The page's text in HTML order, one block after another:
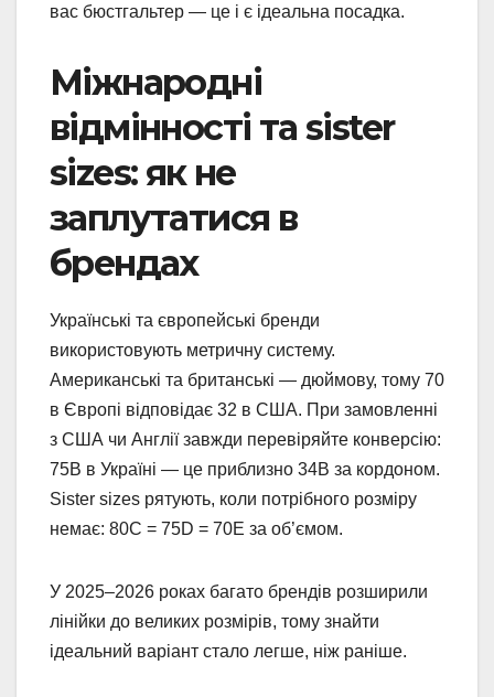
вас бюстгальтер — це і є ідеальна посадка.
Міжнародні
відмінності та sister
sizes: як не
заплутатися в
брендах
Українські та європейські бренди
використовують метричну систему.
Американські та британські — дюймову, тому 70
в Європі відповідає 32 в США. При замовленні
з США чи Англії завжди перевіряйте конверсію:
75B в Україні — це приблизно 34B за кордоном.
Sister sizes рятують, коли потрібного розміру
немає: 80C = 75D = 70E за об’ємом.
У 2025–2026 роках багато брендів розширили
лінійки до великих розмірів, тому знайти
ідеальний варіант стало легше, ніж раніше.